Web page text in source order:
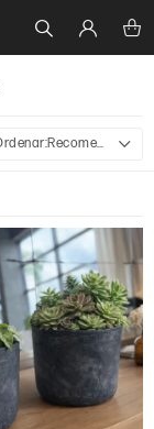
Recomendados